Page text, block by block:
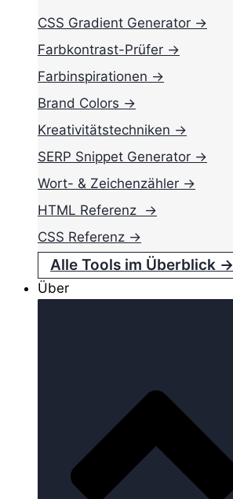
CSS Gradient Generator →
Farbkontrast-Prüfer →
Farbinspirationen →
Brand Colors →
Kreativitätstechniken →
SERP Snippet Generator →
Wort- & Zeichenzähler →
HTML Referenz →
CSS Referenz →
Alle Tools im Überblick →
Über